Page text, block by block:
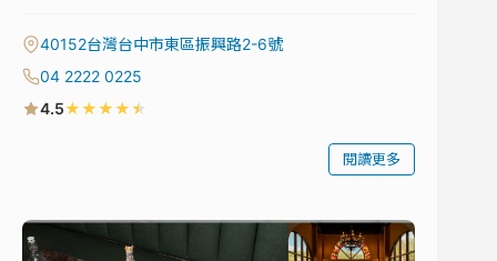
40152台灣台中市東區振興路2-6號
04 2222 0225
4.5★★★★★
閱讀更多